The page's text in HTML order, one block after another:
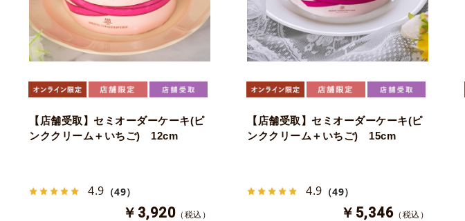
【店舗受取】セミオーダーケーキ(ピ
ンククリーム＋いちご) 12cm
4.9 （49）
￥3,920 （税込）
【店舗受取】セミオーダーケーキ(ピ
ンククリーム＋いちご) 15cm
4.9 （49）
￥5,346 （税込）